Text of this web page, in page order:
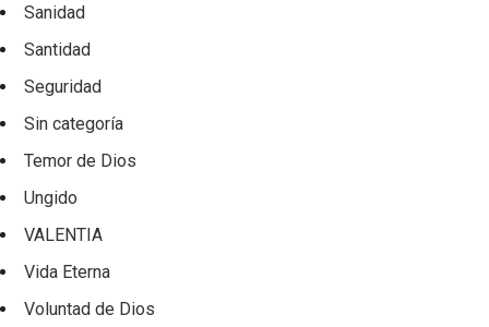
Sanidad
Santidad
Seguridad
Sin categoría
Temor de Dios
Ungido
VALENTIA
Vida Eterna
Voluntad de Dios